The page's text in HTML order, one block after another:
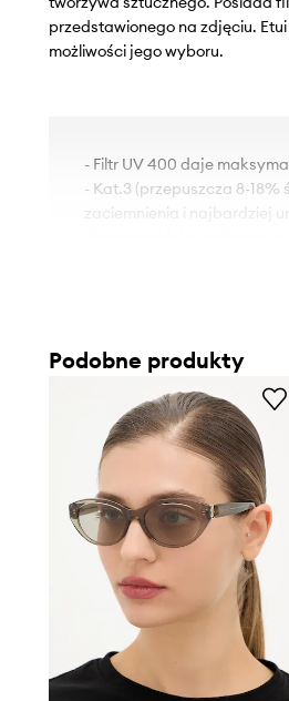
przedstawionego na zdjęciu.
możliwości jego wyboru.
- Filtr UV 400 daje
- Kat.3 (przepuszcza 8-
zaciemnienia i najbardziej
Podobne produkty